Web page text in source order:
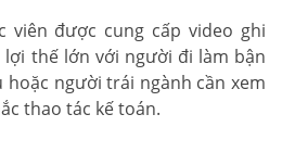
viên được cung cấp video ghi
thế lớn với người đi làm bận
người trái ngành cần xem
thao tác kế toán.